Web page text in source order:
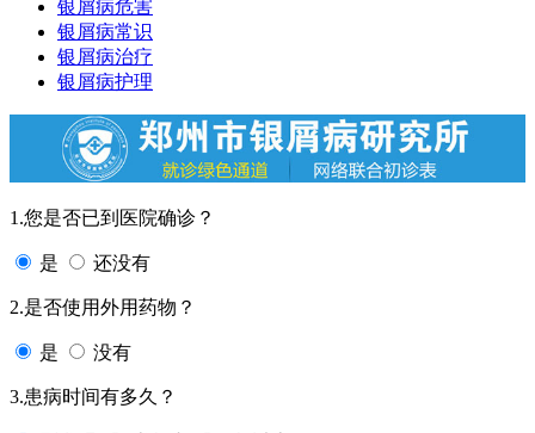
银屑病危害
银屑病常识
银屑病治疗
银屑病护理
1.您是否已到医院确诊？
是 还没有
2.是否使用外用药物？
是 没有
3.患病时间有多久？